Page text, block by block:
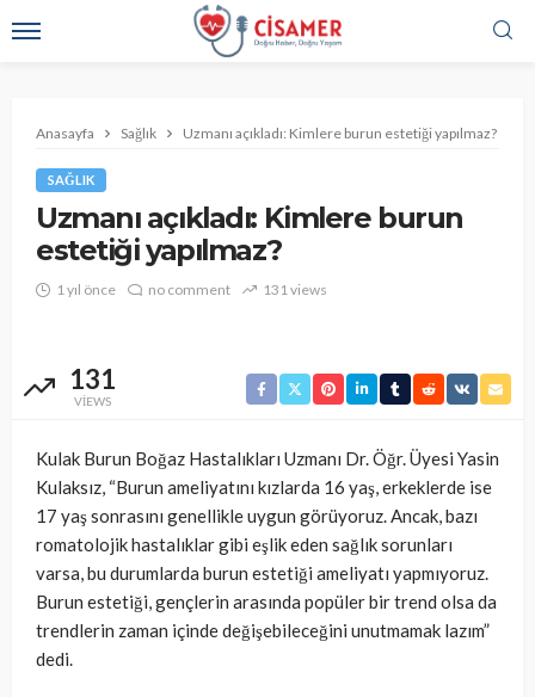
Anasayfa Sağlık Uzmanı açıkladı: Kimlere burun estetiği yapılmaz?
SAĞLIK
Uzmanı açıkladı: Kimlere burun
estetiği yapılmaz?
1 yıl önce no comment 131 views
131
VIEWS
Kulak Burun Boğaz Hastalıkları Uzmanı Dr. Öğr. Üyesi Yasin
Kulaksız, “Burun ameliyatını kızlarda 16 yaş, erkeklerde ise
17 yaş sonrasını genellikle uygun görüyoruz. Ancak, bazı
romatolojik hastalıklar gibi eşlik eden sağlık sorunları
varsa, bu durumlarda burun estetiği ameliyatı yapmıyoruz.
Burun estetiği, gençlerin arasında popüler bir trend olsa da
trendlerin zaman içinde değişebileceğini unutmamak lazım”
dedi.